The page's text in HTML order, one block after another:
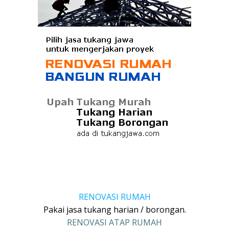
RENOVASI RUMAH
Pakai jasa tukang harian / borongan.
RENOVASI ATAP RUMAH